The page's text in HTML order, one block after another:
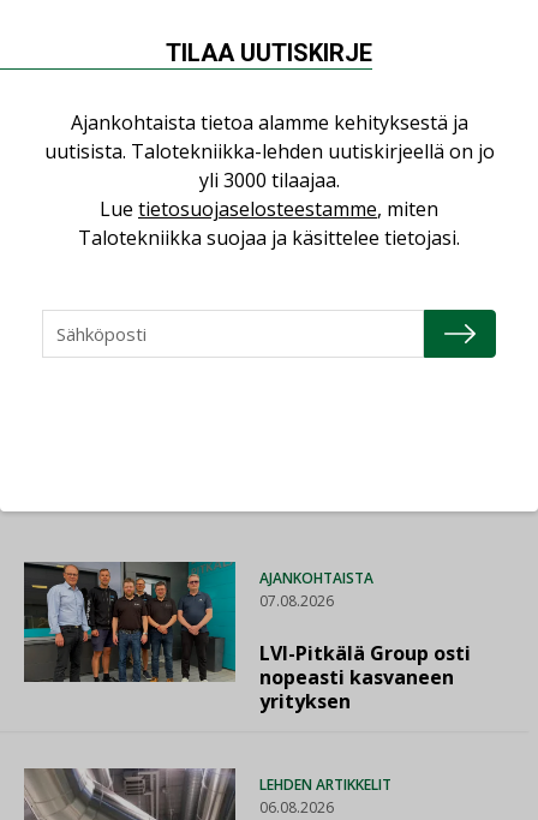
TALOTEKNIIKKA
AJANKOHTAISTA
07.08.2026
LVI-Pitkälä Group osti
nopeasti kasvaneen
yrityksen
LEHDEN ARTIKKELIT
06.08.2026
TILAA UUTISKIRJE
Ajankohtaista tietoa alamme kehityksestä ja
uutisista. Talotekniikka-lehden uutiskirjeellä on jo
yli 3000 tilaajaa.
Lue tietosuojaselosteestamme, miten
Talotekniikka suojaa ja käsittelee tietojasi.